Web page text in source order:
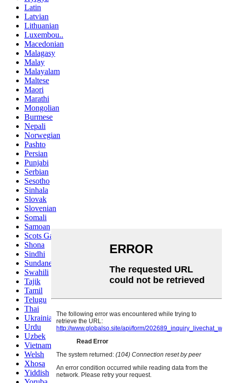
Latin
Latvian
Lithuanian
Luxembou..
Macedonian
Malagasy
Malay
Malayalam
Maltese
Maori
Marathi
Mongolian
Burmese
Nepali
Norwegian
Pashto
Persian
Punjabi
Serbian
Sesotho
Sinhala
Slovak
Slovenian
Somali
Samoan
Scots Gaelic
Shona
Sindhi
Sundanese
Swahili
Tajik
Tamil
Telugu
Thai
Ukrainian
Urdu
Uzbek
Vietnamese
Welsh
Xhosa
Yiddish